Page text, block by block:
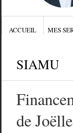
ACCUEIL MES
SIAMU
de